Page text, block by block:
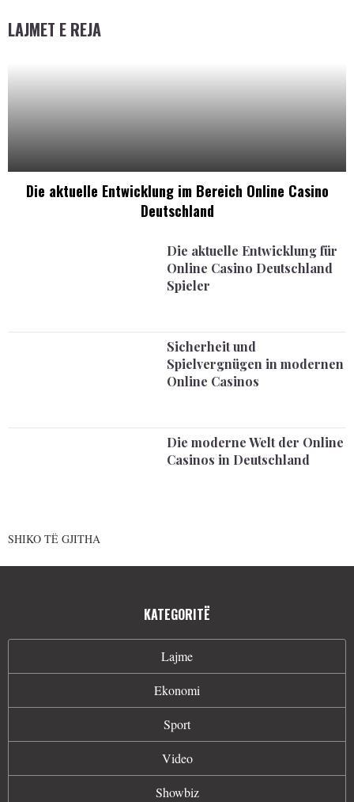
LAJMET E REJA
Die aktuelle Entwicklung im Bereich Online Casino
Deutschland
Die aktuelle Entwicklung für
Online Casino Deutschland
Spieler
Sicherheit und
Spielvergnügen in modernen
Online Casinos
Die moderne Welt der Online
Casinos in Deutschland
SHIKO TË GJITHA
KATEGORITË
Lajme
Ekonomi
Sport
Video
Showbiz